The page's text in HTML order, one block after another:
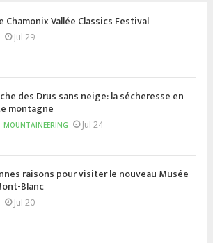
Chamonix Vallée Classics Festival
Jul 29
des Drus sans neige: la sécheresse en
montagne
MOUNTAINEERING Jul 24
raisons pour visiter le nouveau Musée
Blanc
Jul 20